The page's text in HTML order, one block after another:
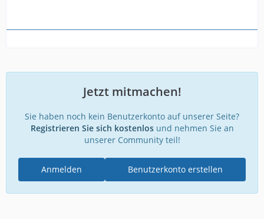
Jetzt mitmachen!
Sie haben noch kein Benutzerkonto auf unserer Seite?
Registrieren Sie sich kostenlosund nehmen Sie an
unserer Community teil!
Benutzerkonto erstellen
Anmelden